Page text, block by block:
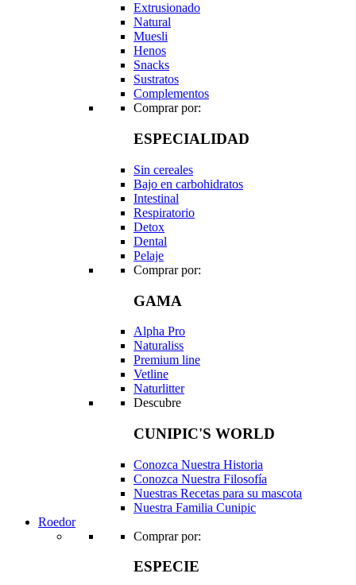
Extrusionado
Natural
Muesli
Henos
Snacks
Sustratos
Complementos
Comprar por:
ESPECIALIDAD
Sin cereales
Bajo en carbohidratos
Intestinal
Respiratorio
Detox
Dental
Pelaje
Comprar por:
GAMA
Alpha Pro
Naturaliss
Premium line
Vetline
Naturlitter
Descubre
CUNIPIC'S WORLD
Conozca Nuestra Historia
Conozca Nuestra Filosofía
Nuestras Recetas para su mascota
Nuestra Familia Cunipic
Roedor
Comprar por:
ESPECIE